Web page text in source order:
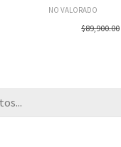
NO VALORADO
$89,900.00ElEl